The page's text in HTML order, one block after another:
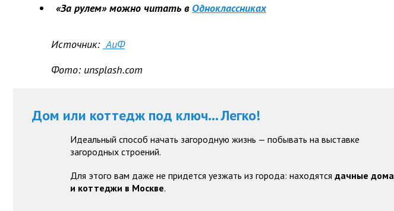
«За рулем» можно читать в Одноклассниках
Источник: АиФ
Фото: unsplash.com
Дом или коттедж под ключ... Легко!
Идеальный способ начать загородную жизнь — побывать на выставке
загородных строений.
Для этого вам даже не придется уезжать из города: находятся дачные дома
и коттеджи в Москве.